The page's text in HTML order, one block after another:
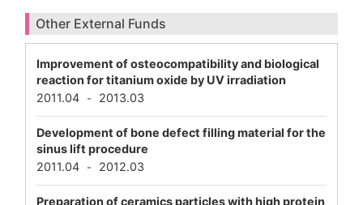
Other External Funds
Improvement of osteocompatibility and biological
reaction for titanium oxide by UV irradiation
2011.04
- 2013.03
Development of bone defect filling material for the
sinus lift procedure
2011.04
- 2012.03
Preparation of ceramics particles with high protein